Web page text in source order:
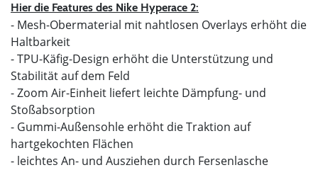
Hier die Features des Nike Hyperace 2:
- Mesh-Obermaterial mit nahtlosen Overlays erhöht die
Haltbarkeit
- TPU-Käfig-Design erhöht die Unterstützung und
Stabilität auf dem Feld
- Zoom Air-Einheit liefert leichte Dämpfung- und
Stoßabsorption
- Gummi-Außensohle erhöht die Traktion auf
hartgekochten Flächen
- leichtes An- und Ausziehen durch Fersenlasche